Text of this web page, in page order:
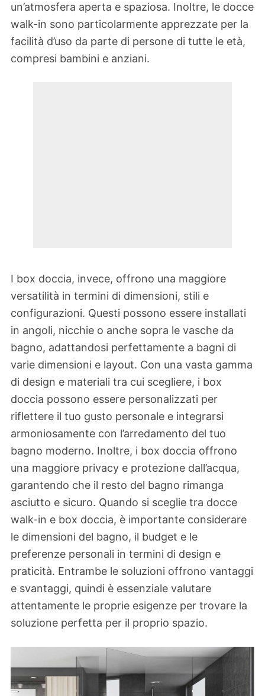
un’atmosfera aperta e spaziosa. Inoltre, le docce
walk-in sono particolarmente apprezzate per la
facilità d’uso da parte di persone di tutte le età,
compresi bambini e anziani.
I box doccia, invece, offrono una maggiore
versatilità in termini di dimensioni, stili e
configurazioni. Questi possono essere installati
in angoli, nicchie o anche sopra le vasche da
bagno, adattandosi perfettamente a bagni di
varie dimensioni e layout. Con una vasta gamma
di design e materiali tra cui scegliere, i box
doccia possono essere personalizzati per
riflettere il tuo gusto personale e integrarsi
armoniosamente con l’arredamento del tuo
bagno moderno. Inoltre, i box doccia offrono
una maggiore privacy e protezione dall’acqua,
garantendo che il resto del bagno rimanga
asciutto e sicuro. Quando si sceglie tra docce
walk-in e box doccia, è importante considerare
le dimensioni del bagno, il budget e le
preferenze personali in termini di design e
praticità. Entrambe le soluzioni offrono vantaggi
e svantaggi, quindi è essenziale valutare
attentamente le proprie esigenze per trovare la
soluzione perfetta per il proprio spazio.